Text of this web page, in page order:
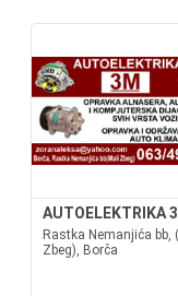
AUTOELEKTRIKA
Rastka Nemanjića bb,
Zbeg), Borča